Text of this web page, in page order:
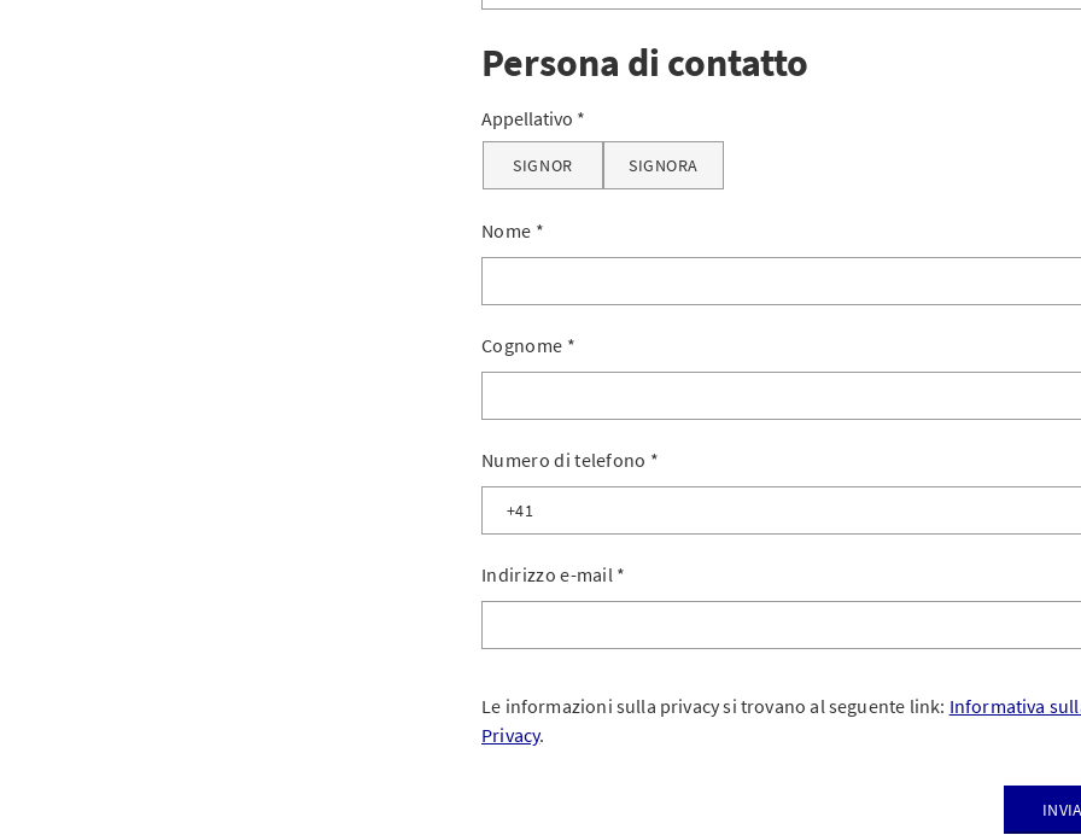
Liechtenstein
Altro
Persona di contatto
Appellativo
SIGNOR SIGNORA
Nome *
Cognome *
Numero di telefono *
Indirizzo e-mail *
Le informazioni sulla privacy si trovano al seguente link: Informativa
Privacy.